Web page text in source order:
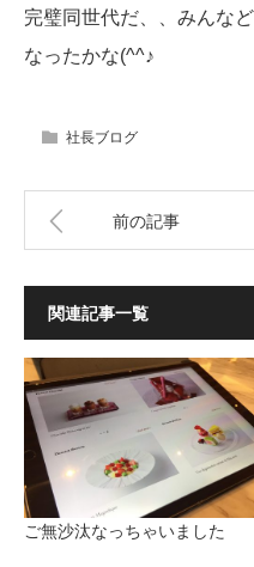
完璧同世代だ、、みんな
なったかな(^^♪
社長ブログ
前の記事
関連記事一覧
ご無沙汰なっちゃいました